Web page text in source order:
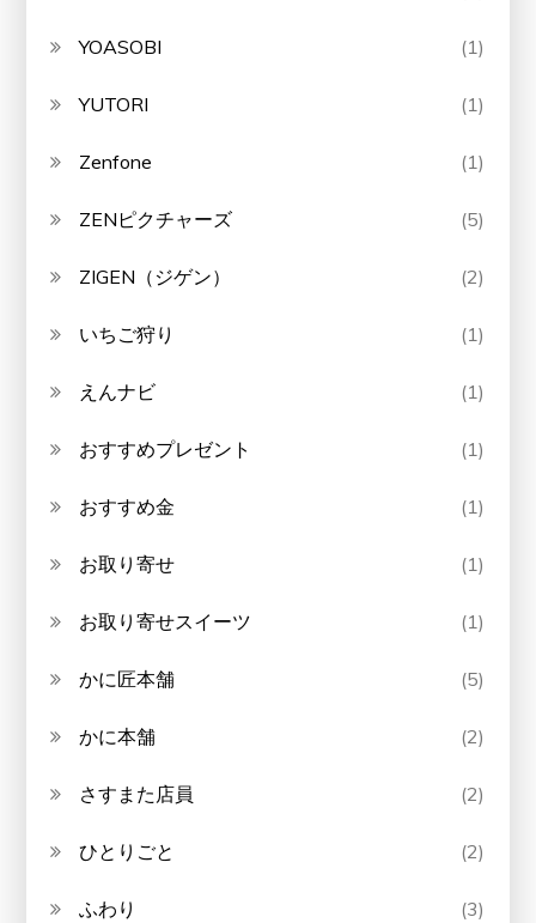
YOASOBI (1)
YUTORI (1)
Zenfone (1)
ZENピクチャーズ (5)
ZIGEN（ジゲン） (2)
いちご狩り (1)
えんナビ (1)
おすすめプレゼント (1)
おすすめ金 (1)
お取り寄せ (1)
お取り寄せスイーツ (1)
かに匠本舗 (5)
かに本舗 (2)
さすまた店員 (2)
ひとりごと (2)
ふわり (3)